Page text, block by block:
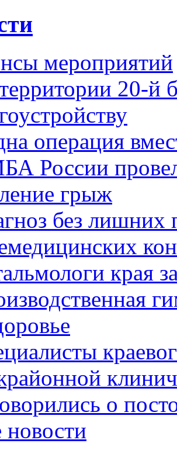
мероприятий
20-й
операция
России
грыж
без лишних
края
о
новости